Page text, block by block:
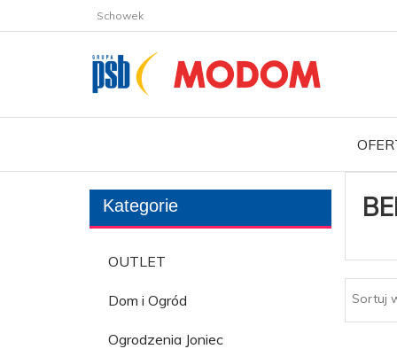
Schowek
Kategorie
OUTLET
Dom i Ogród
Ogrodzenia Joniec
Sortuj